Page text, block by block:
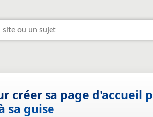
créer sa page d'accueil
sa guise